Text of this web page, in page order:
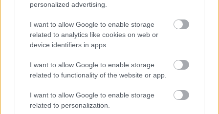
personalized advertising.
I want to allow Google to enable storage
related to analytics like cookies on web or
device identifiers in apps.
I want to allow Google to enable storage
related to functionality of the website or app.
I want to allow Google to enable storage
related to personalization.
Magyarország a két világháború között
Teleki Pál első miniszterelnöksége
Teleki Pál első miniszterelnöksége
(kiegészítő irodalom)
Lapszám